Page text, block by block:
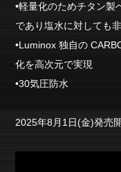
•軽量化のためチタン製
であり塩水に対しても
•Luminox 独自の
化を高次元で実現
•30気圧防水
2025年8月1日(金)発売